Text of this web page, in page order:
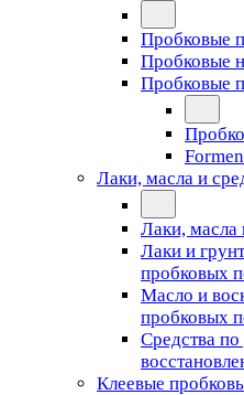
Пробковые
Пробковые
Пробковые
Лаки, масла и
Лаки, масла
Лаки и
пробковых
Масло и
пробковых
Средства по
Клеевые